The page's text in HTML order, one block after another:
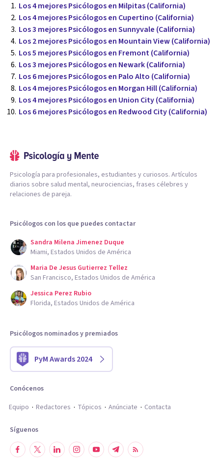
Los 4 mejores Psicólogos en Milpitas (California)
Los 4 mejores Psicólogos en Cupertino (California)
Los 3 mejores Psicólogos en Sunnyvale (California)
Los 2 mejores Psicólogos en Mountain View (California)
Los 5 mejores Psicólogos en Fremont (California)
Los 3 mejores Psicólogos en Newark (California)
Los 6 mejores Psicólogos en Palo Alto (California)
Los 4 mejores Psicólogos en Morgan Hill (California)
Los 4 mejores Psicólogos en Union City (California)
Los 6 mejores Psicólogos en Redwood City (California)
Psicología para profesionales, estudiantes y curiosos. Artículos
diarios sobre salud mental, neurociencias, frases célebres y
relaciones de pareja.
Psicólogos con los que puedes contactar
Sandra Milena Jimenez Duque
Miami, Estados Unidos de América
Maria De Jesus Gutierrez Tellez
San Francisco, Estados Unidos de América
Jessica Perez Rubio
Florida, Estados Unidos de América
Psicólogos nominados y premiados
PyM Awards 2024
Conócenos
Equipo
Redactores Tópicos Anúnciate Contacta
Síguenos